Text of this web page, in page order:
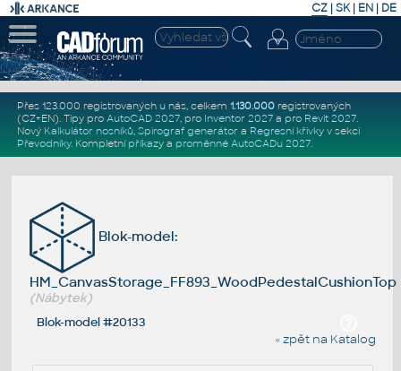
CZ | SK| EN | DE
Přes 123.000 registrovaných u nás, celkem 1.130.000registrovaných
(CZ+EN). Tipy pro AutoCAD 2027, pro Inventor 2027a pro Revit 2027.
Nový Kalkulátor nosníků, Spirograf generátor a Regresní křivkyv sekci
Převodníky. Kompletní příkazya proměnné AutoCADu 2027.
Blok-model:
HM_CanvasStorage_FF893_WoodPedestalCushionTop
(Nábytek)
Blok-model #20133
« zpět na Katalog